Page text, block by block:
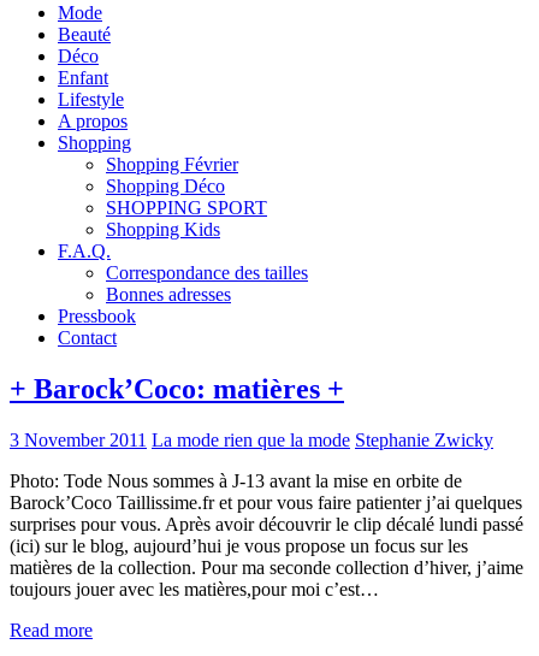
Mode
Beauté
Déco
Enfant
Lifestyle
A propos
Shopping
Shopping Février
Shopping Déco
SHOPPING SPORT
Shopping Kids
F.A.Q.
Correspondance des tailles
Bonnes adresses
Pressbook
Contact
+ Barock’Coco: matières +
3 November 2011 La mode rien que la mode Stephanie Zwicky
Photo: Tode Nous sommes à J-13 avant la mise en orbite de
Barock’Coco Taillissime.fr et pour vous faire patienter j’ai quelques
surprises pour vous. Après avoir découvrir le clip décalé lundi passé
(ici) sur le blog, aujourd’hui je vous propose un focus sur les
matières de la collection. Pour ma seconde collection d’hiver, j’aime
toujours jouer avec les matières,pour moi c’est…
Read more